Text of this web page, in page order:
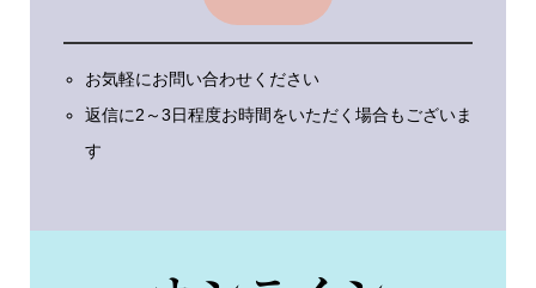
お気軽にお問い合わせください
返信に2～3日程度お時間をいただく場合もございま
す